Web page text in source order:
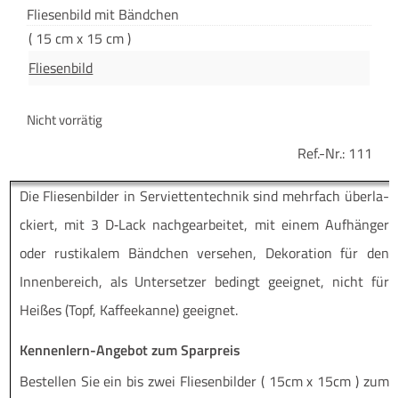
Flie­sen­bild mit Bändchen
( 15 cm x 15 cm )
Fliesenbild
Nicht vorrätig
Ref.-Nr.: 111
Die Flie­sen­bil­der in Ser­vi­et­ten­tech­nik sind mehr­fach über­la­
ckiert, mit 3 D‑Lack nach­ge­ar­bei­tet, mit einem Auf­hän­ger
oder rus­ti­ka­lem Bänd­chen ver­se­hen, Deko­ra­ti­on für den
Innen­be­reich, als Unter­set­zer bedingt geeig­net, nicht für
Hei­ßes (Topf, Kaf­fee­kan­ne) geeignet.
Kennenlern-Angebot zum Sparpreis
Be­stel­len Sie ein bis zwei Flie­sen­bil­der ( 15cm x 15cm ) zum